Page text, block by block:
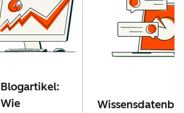
Blogartikel:
Wie